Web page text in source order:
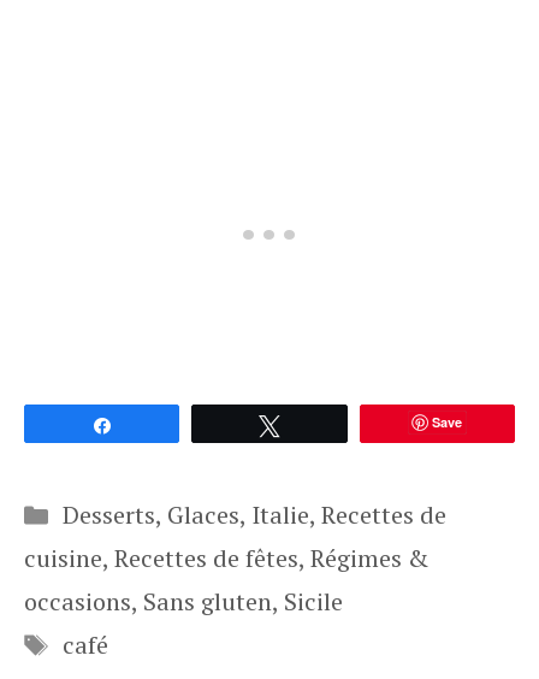
Save
Catégories
Desserts, Glaces, Italie, Recettes de
cuisine, Recettes de fêtes, Régimes &
occasions, Sans gluten, Sicile
Étiquettes
café